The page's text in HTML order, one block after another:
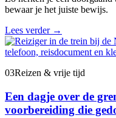
bewaar je het juiste bewijs.
Lees verder →
03Reizen & vrije tijd
Een dagje over de
voorbereiding die